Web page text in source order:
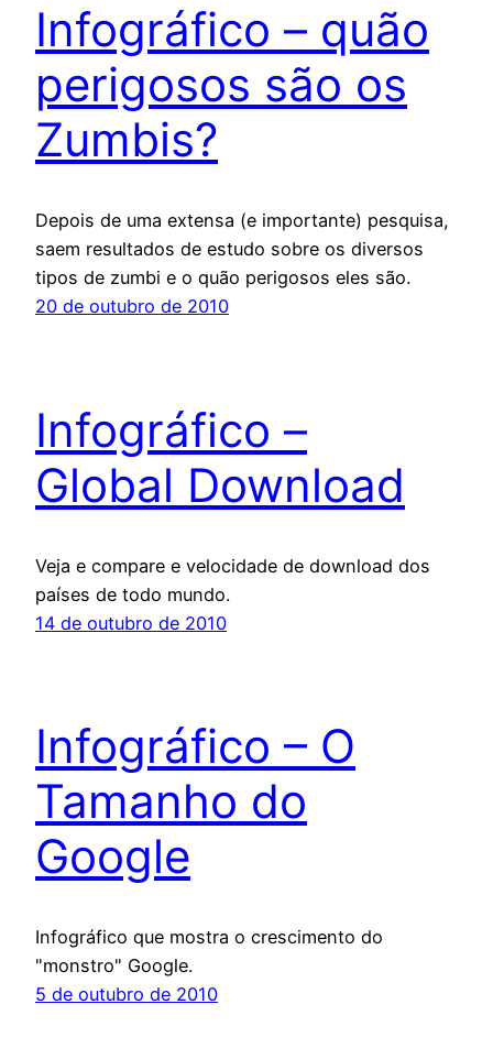
Infográfico – quão
perigosos são os
Zumbis?
Depois de uma extensa (e importante) pesquisa,
saem resultados de estudo sobre os diversos
tipos de zumbi e o quão perigosos eles são.
20 de outubro de 2010
Infográfico –
Global Download
Veja e compare e velocidade de download dos
países de todo mundo.
14 de outubro de 2010
Infográfico – O
Tamanho do
Google
Infográfico que mostra o crescimento do
"monstro" Google.
5 de outubro de 2010